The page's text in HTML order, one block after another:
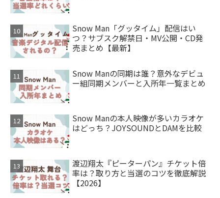
Snow Man「グッタイム」配信はい
つ？サブスク解禁日・MV公開・CD発
売まとめ【最新】
Snow Manの同期は誰？意外なデビュ
ー組同期メンバーと入所年一覧まとめ
Snow Manの本人映像が多いカラオケ
はどっち？JOYSOUNDとDAMを比較
渡辺翔太『ピーターパン』チケット倍
率は？取り方と当選のコツを徹底解説
【2026】